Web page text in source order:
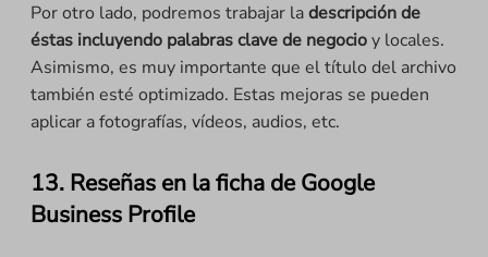
Por otro lado, podremos trabajar ladescripción de
éstas incluyendo palabras clave de negocioy locales.
Asimismo, es muy importante que el título del archivo
también esté optimizado. Estas mejoras se pueden
aplicar a fotografías, vídeos, audios, etc.
13. Reseñas en la ficha de Google
Business Profile